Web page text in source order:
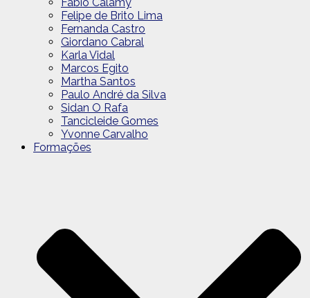
Felipe de Brito Lima
Fernanda Castro
Giordano Cabral
Karla Vidal
Marcos Egito
Martha Santos
Paulo André da Silva
Sidan O Rafa
Tancicleide Gomes
Yvonne Carvalho
Formações